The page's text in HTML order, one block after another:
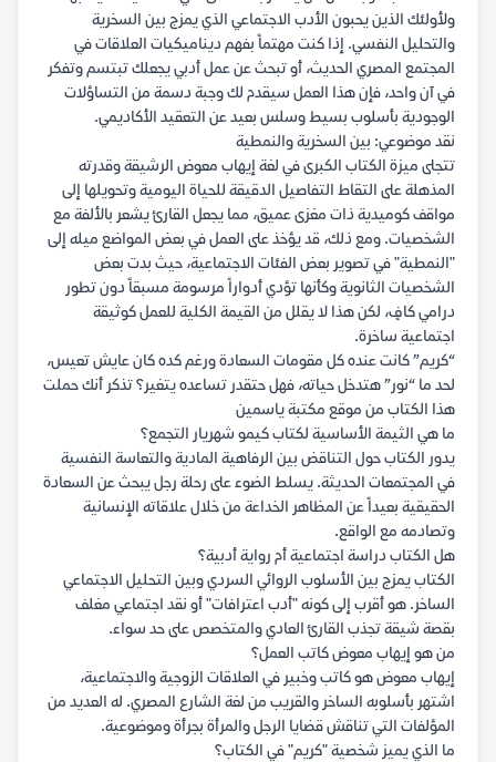
ولأولئك الذين يحبون الأدب الاجتماعي الذي يمزج بين السخرية
والتحليل النفسي. إذا كنت مهتماً بفهم ديناميكيات العلاقات في
المجتمع المصري الحديث، أو تبحث عن عمل أدبي يجعلك تبتسم وتفكر
في آن واحد، فإن هذا العمل سيقدم لك وجبة دسمة من التساؤلات
الوجودية بأسلوب بسيط وسلس بعيد عن التعقيد الأكاديمي.
نقد موضوعي: بين السخرية والنمطية
تتجلى ميزة الكتاب الكبرى في لغة إيهاب معوض الرشيقة وقدرته
المذهلة على التقاط التفاصيل الدقيقة للحياة اليومية وتحويلها إلى
مواقف كوميدية ذات مغزى عميق، مما يجعل القارئ يشعر بالألفة مع
الشخصيات. ومع ذلك، قد يؤخذ على العمل في بعض المواضع ميله إلى
"النمطية" في تصوير بعض الفئات الاجتماعية، حيث بدت بعض
الشخصيات الثانوية وكأنها تؤدي أدواراً مرسومة مسبقاً دون تطور
درامي كافٍ، لكن هذا لا يقلل من القيمة الكلية للعمل كوثيقة
اجتماعية ساخرة.
“كريم” كانت عنده كل مقومات السعادة ورغم كده كان عايش تعيس،
لحد ما “نور” هتدخل حياته، فهل حتقدر تساعده يتغير؟ تذكر أنك حملت
هذا الكتاب من موقع مكتبة ياسمين
ما هي الثيمة الأساسية لكتاب كيمو شهريار التجمع؟
يدور الكتاب حول التناقض بين الرفاهية المادية والتعاسة النفسية
في المجتمعات الحديثة. يسلط الضوء على رحلة رجل يبحث عن السعادة
الحقيقية بعيداً عن المظاهر الخداعة من خلال علاقاته الإنسانية
وتصادمه مع الواقع.
هل الكتاب دراسة اجتماعية أم رواية أدبية؟
الكتاب يمزج بين الأسلوب الروائي السردي وبين التحليل الاجتماعي
الساخر. هو أقرب إلى كونه "أدب اعترافات" أو نقد اجتماعي مغلف
بقصة شيقة تجذب القارئ العادي والمتخصص على حد سواء.
من هو إيهاب معوض كاتب العمل؟
إيهاب معوض هو كاتب وخبير في العلاقات الزوجية والاجتماعية،
اشتهر بأسلوبه الساخر والقريب من لغة الشارع المصري. له العديد من
المؤلفات التي تناقش قضايا الرجل والمرأة بجرأة وموضوعية.
ما الذي يميز شخصية "كريم" في الكتاب؟